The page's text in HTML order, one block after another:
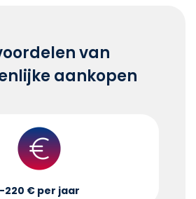
van
aankopen
-220 € per jaar